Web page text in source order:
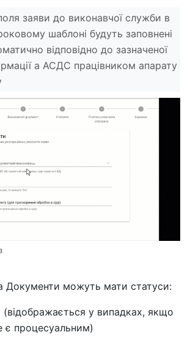
заяви до виконавчої служби в
шаблоні будуть заповнені
відповідно до зазначеної
а АСДС працівником апарату
Документи можуть мати статуси:
у випадках, якщо
є процесуальним)